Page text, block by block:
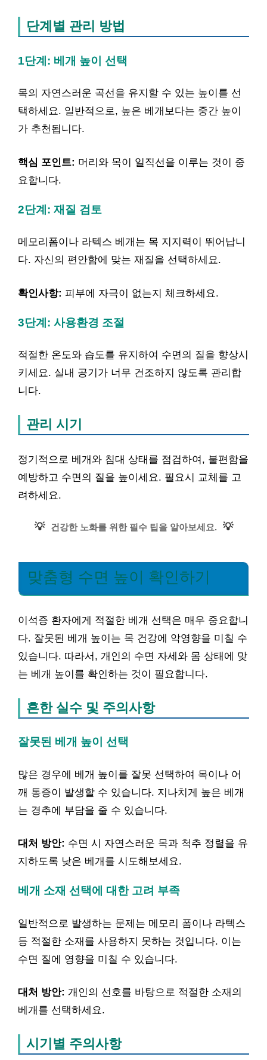
단계별 관리 방법
1단계: 베개 높이 선택
목의 자연스러운 곡선을 유지할 수 있는 높이를 선
택하세요. 일반적으로, 높은 베개보다는 중간 높이
가 추천됩니다.
핵심 포인트: 머리와 목이 일직선을 이루는 것이 중
요합니다.
2단계: 재질 검토
메모리폼이나 라텍스 베개는 목 지지력이 뛰어납니
다. 자신의 편안함에 맞는 재질을 선택하세요.
확인사항: 피부에 자극이 없는지 체크하세요.
3단계: 사용환경 조절
적절한 온도와 습도를 유지하여 수면의 질을 향상시
키세요. 실내 공기가 너무 건조하지 않도록 관리합
니다.
관리 시기
정기적으로 베개와 침대 상태를 점검하여, 불편함을
예방하고 수면의 질을 높이세요. 필요시 교체를 고
려하세요.
💡 건강한 노화를 위한 필수 팁을 알아보세요. 💡
맞춤형 수면 높이 확인하기
이석증 환자에게 적절한 베개 선택은 매우 중요합니
다. 잘못된 베개 높이는 목 건강에 악영향을 미칠 수
있습니다. 따라서, 개인의 수면 자세와 몸 상태에 맞
는 베개 높이를 확인하는 것이 필요합니다.
흔한 실수 및 주의사항
잘못된 베개 높이 선택
많은 경우에 베개 높이를 잘못 선택하여 목이나 어
깨 통증이 발생할 수 있습니다. 지나치게 높은 베개
는 경추에 부담을 줄 수 있습니다.
대처 방안: 수면 시 자연스러운 목과 척추 정렬을 유
지하도록 낮은 베개를 시도해보세요.
베개 소재 선택에 대한 고려 부족
일반적으로 발생하는 문제는 메모리 폼이나 라텍스
등 적절한 소재를 사용하지 못하는 것입니다. 이는
수면 질에 영향을 미칠 수 있습니다.
대처 방안: 개인의 선호를 바탕으로 적절한 소재의
베개를 선택하세요.
시기별 주의사항